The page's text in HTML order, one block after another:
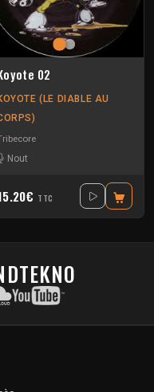
02
(LE DIABLE AU
Nout
TTC